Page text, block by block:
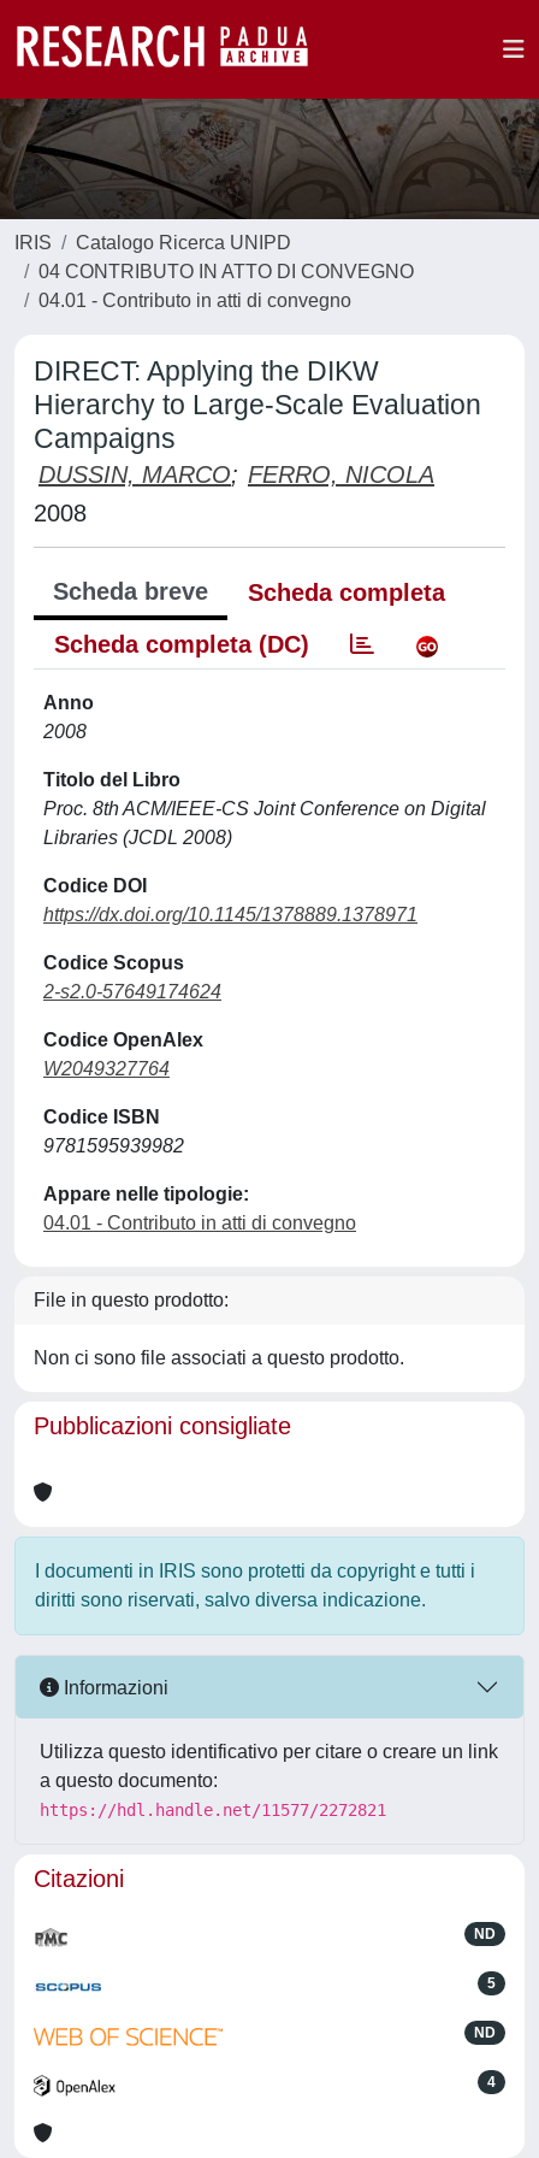
IRIS
Catalogo Ricerca UNIPD
04 CONTRIBUTO IN ATTO DI CONVEGNO
04.01 - Contributo in atti di convegno
DIRECT: Applying the DIKW
Hierarchy to Large-Scale Evaluation
Campaigns
DUSSIN, MARCO; FERRO, NICOLA
2008
Scheda breve
Scheda completa
Scheda completa (DC)
Anno
2008
Titolo del Libro
Proc. 8th ACM/IEEE-CS Joint Conference on Digital
Libraries (JCDL 2008)
Codice DOI
https://dx.doi.org/10.1145/1378889.1378971
Codice Scopus
2-s2.0-57649174624
Codice OpenAlex
W2049327764
Codice ISBN
9781595939982
Appare nelle tipologie:
04.01 - Contributo in atti di convegno
File in questo prodotto:
Non ci sono file associati a questo prodotto.
Pubblicazioni consigliate
I documenti in IRIS sono protetti da copyright e tutti i
diritti sono riservati, salvo diversa indicazione.
Informazioni
Utilizza questo identificativo per citare o creare un link
a questo documento:
https://hdl.handle.net/11577/2272821
Citazioni
ND
5
ND
4